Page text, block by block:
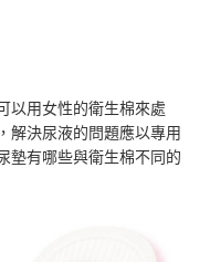
以用女性的衛生棉來處
解決尿液的問題應以專用
墊有哪些與衛生棉不同的